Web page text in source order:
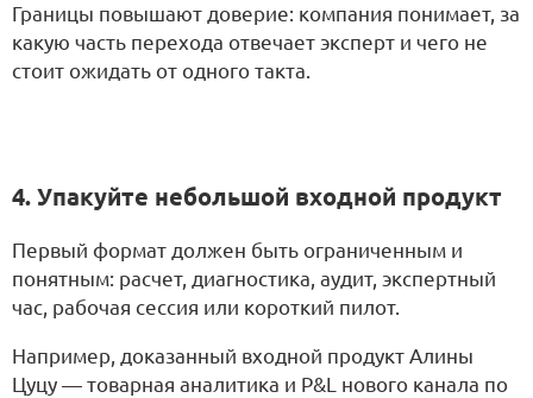
Границы повышают доверие: компания понимает, за
какую часть перехода отвечает эксперт и чего не
стоит ожидать от одного такта.
4. Упакуйте небольшой входной продукт
Первый формат должен быть ограниченным и
понятным: расчет, диагностика, аудит, экспертный
час, рабочая сессия или короткий пилот.
Например, доказанный входной продукт Алины
Цуцу — товарная аналитика и P&L нового канала по